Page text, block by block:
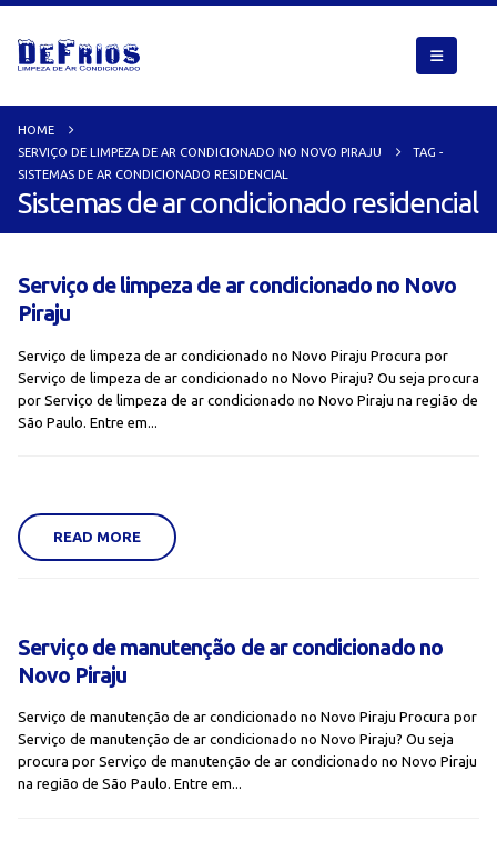
HOME
SERVIÇO DE LIMPEZA DE AR CONDICIONADO NO NOVO PIRAJU
TAG -
SISTEMAS DE AR CONDICIONADO RESIDENCIAL
Sistemas de ar condicionado residencial
Serviço de limpeza de ar condicionado no Novo
Piraju
Serviço de limpeza de ar condicionado no Novo Piraju Procura por
Serviço de limpeza de ar condicionado no Novo Piraju? Ou seja procura
por Serviço de limpeza de ar condicionado no Novo Piraju na região de
São Paulo. Entre em...
READ MORE
Serviço de manutenção de ar condicionado no
Novo Piraju
Serviço de manutenção de ar condicionado no Novo Piraju Procura por
Serviço de manutenção de ar condicionado no Novo Piraju? Ou seja
procura por Serviço de manutenção de ar condicionado no Novo Piraju
na região de São Paulo. Entre em...